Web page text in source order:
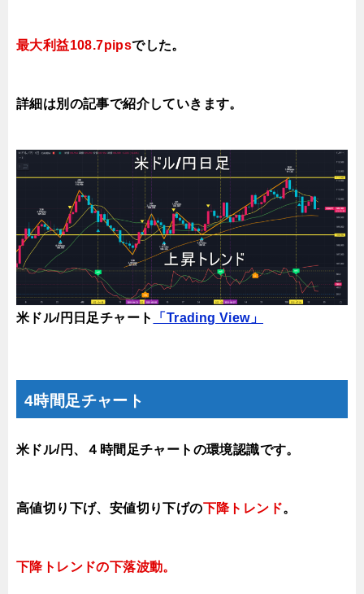
最大利益108.7pipsでした。
詳細は別の記事で紹介していきます。
米ドル/円日足チャート 「Trading View」
4時間足チャート
米ドル/円、４時間足チャートの環境認識です。
高値切り下げ、安値切り下げの下降トレンド。
下降トレンドの下落波動。